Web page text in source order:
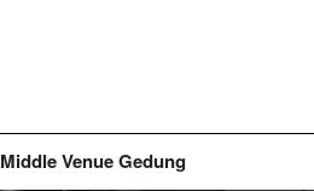
Middle Venue Gedung